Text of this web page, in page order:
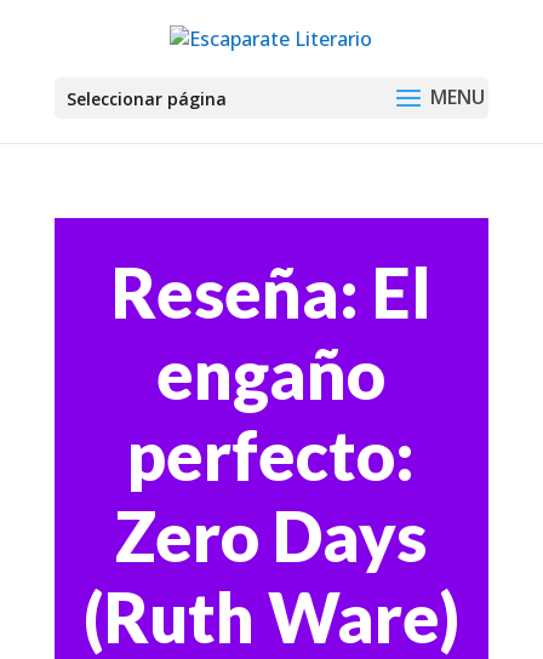
Seleccionar página
Reseña: El
engaño
perfecto:
Zero Days
(Ruth Ware)